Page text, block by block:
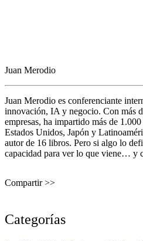
Juan Merodio
Juan Merodio es conferenciante
innovación, IA y negocio. Con más
empresas, ha impartido más de
Estados Unidos, Japón y
autor de 16 libros. Pero si algo lo
capacidad para ver lo que viene… y
Compartir >>
Categorías